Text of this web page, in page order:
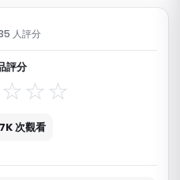
人評分
評分
次觀看